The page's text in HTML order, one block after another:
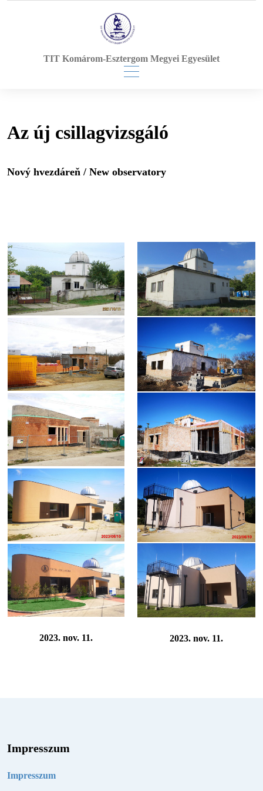
TIT Komárom-Esztergom Megyei Egyesület
Az új csillagvizsgáló
Nový hvezdáreň / New observatory
2023. nov. 11. 2023. nov. 11.
Impresszum
Impresszum